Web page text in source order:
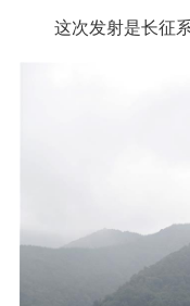
这次发射是长征